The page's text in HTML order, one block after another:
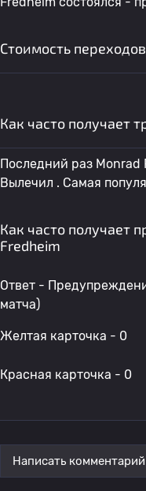
Стоимость
Как часто получает
Последний раз Monrad
Вылечил . Самая
Как часто получает
Fredheim
Ответ -
матча)
Желтая карточка - 0
Красная карточка - 0
Написать комментарий